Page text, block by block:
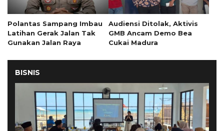
Polantas Sampang Imbau
Latihan Gerak Jalan Tak
Gunakan Jalan Raya
Audiensi Ditolak, Aktivis
GMB Ancam Demo Bea
Cukai Madura
BISNIS